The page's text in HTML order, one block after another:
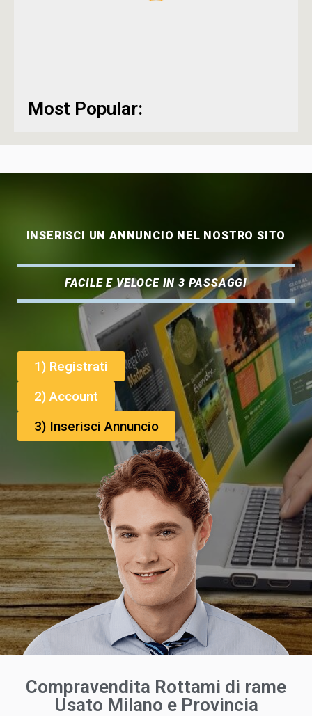
Most Popular:
INSERISCI UN ANNUNCIO NEL NOSTRO SITO
FACILE E VELOCE IN 3 PASSAGGI
1) Registrati
2) Account
3) Inserisci Annuncio
Compravendita Rottami di rame
Usato Milano e Provincia